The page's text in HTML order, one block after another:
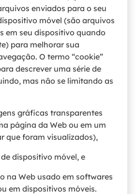
enviados para o seu
móvel (são arquivos
em seu dispositivo quando
para melhorar sua
O termo “cookie”
descrever uma série de
mas não se limitando as
gráficas transparentes
página da Web ou em um
que foram visualizados),
dispositivo móvel, e
na Web usado em softwares
em dispositivos móveis.